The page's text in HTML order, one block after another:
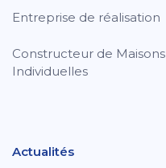
Entreprise de réalisation
Constructeur de Maisons
Individuelles
Actualités